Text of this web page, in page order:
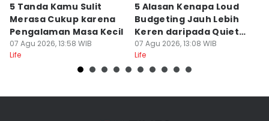
5 Tanda Kamu Sulit
Merasa Cukup karena
Pengalaman Masa Kecil
07 Agu 2026, 13:58 WIB
Life
5 Alasan Kenapa Loud
Budgeting Jauh Lebih
Keren daripada Quiet
Luxury
07 Agu 2026, 13:08 WIB
Life